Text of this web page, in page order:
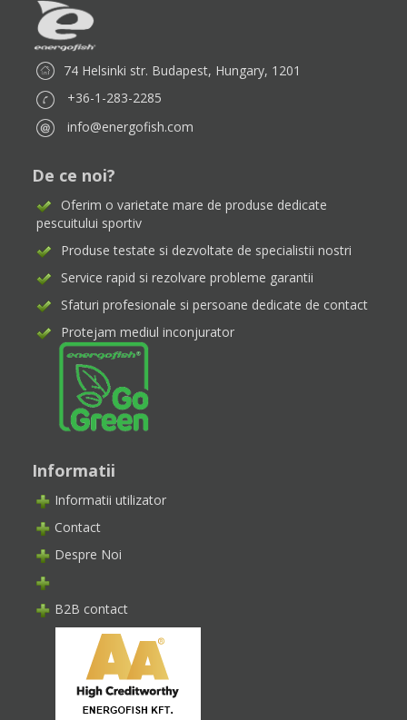
74 Helsinki str. Budapest, Hungary, 1201
+36-1-283-2285
info@energofish.com
De ce noi?
Oferim o varietate mare de produse dedicate
pescuitului sportiv
Produse testate si dezvoltate de specialistii nostri
Service rapid si rezolvare probleme garantii
Sfaturi profesionale si persoane dedicate de contact
Protejam mediul inconjurator
Informatii
Informatii utilizator
Contact
Despre Noi
B2B contact